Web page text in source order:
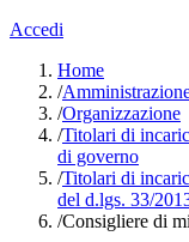
Accedi
Home
/
/Organizzazione
/Titolari di
di governo
/Titolari di
del d.lgs. 33/
/Consigliere di